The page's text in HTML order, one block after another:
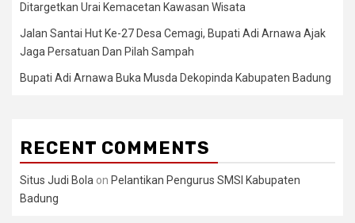
Ditargetkan Urai Kemacetan Kawasan Wisata
Jalan Santai Hut Ke-27 Desa Cemagi, Bupati Adi Arnawa Ajak
Jaga Persatuan Dan Pilah Sampah
Bupati Adi Arnawa Buka Musda Dekopinda Kabupaten Badung
RECENT COMMENTS
Situs Judi Bola on Pelantikan Pengurus SMSI Kabupaten
Badung